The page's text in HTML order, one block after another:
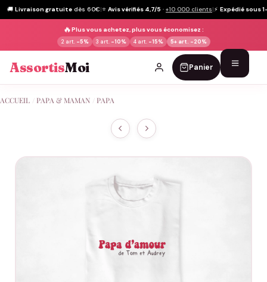
🚚 Livraison gratuite dès 60€|⭐ Avis vérifiés 4,7/5 · +10 000 clients|⚡ Expédié sous
🔥Plus vous achetez, plus vous économisez :
2 art. -5% 3 art. -10% 4 art. -15% 5+ art. -20%
AssortisMoi Panier
au
ACCUEIL PAPA & MAMAN PAPA